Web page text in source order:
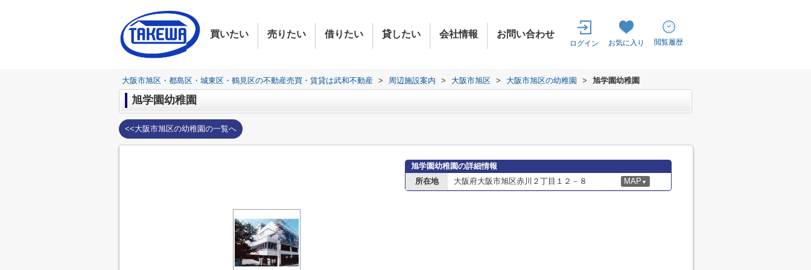
買いたい 売りたい 借りたい 貸したい 会社情報 お問い合わせ
ログイン お気に入り 閲覧履歴
大阪市旭区・都島区・城東区・鶴見区の不動産売買・賃貸は武和不動産 > 周辺施設案内 > 大阪市旭区 > 大阪市旭区の幼稚園 > 旭学園幼稚園
旭学園幼稚園
<<大阪市旭区の幼稚園の一覧へ
旭学園幼稚園の詳細情報
所在地
大阪府大阪市旭区赤川２丁目１２－８ MAP ▼